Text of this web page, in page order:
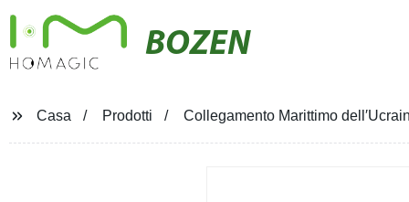
BOZEN
Casa Prodotti Collegamento Marittimo